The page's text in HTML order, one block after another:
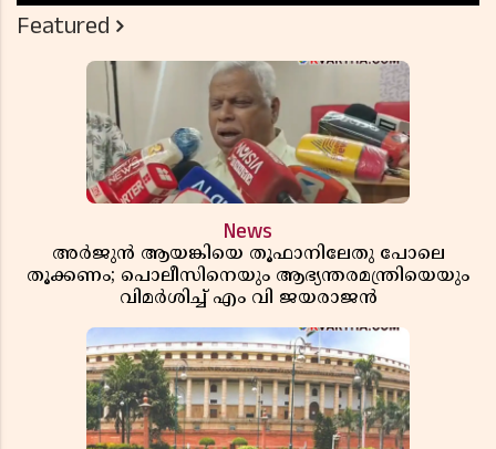
Featured
News
അർജുൻ ആയങ്കിയെ തൂഫാനിലേതു പോലെ
തൂക്കണം; പൊലീസിനെയും ആഭ്യന്തരമന്ത്രിയെയും
വിമർശിച്ച് എം വി ജയരാജൻ